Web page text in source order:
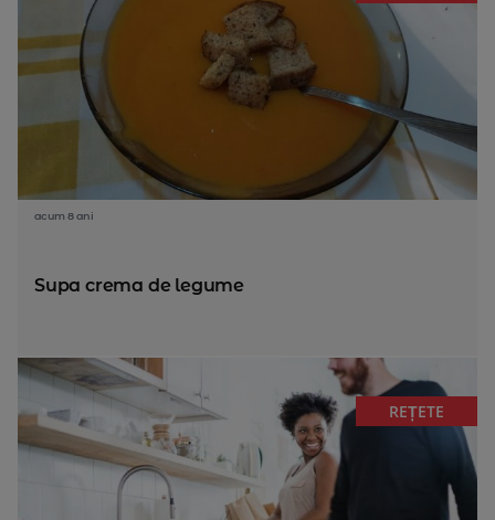
acum 8 ani
Supa crema de legume
REȚETE